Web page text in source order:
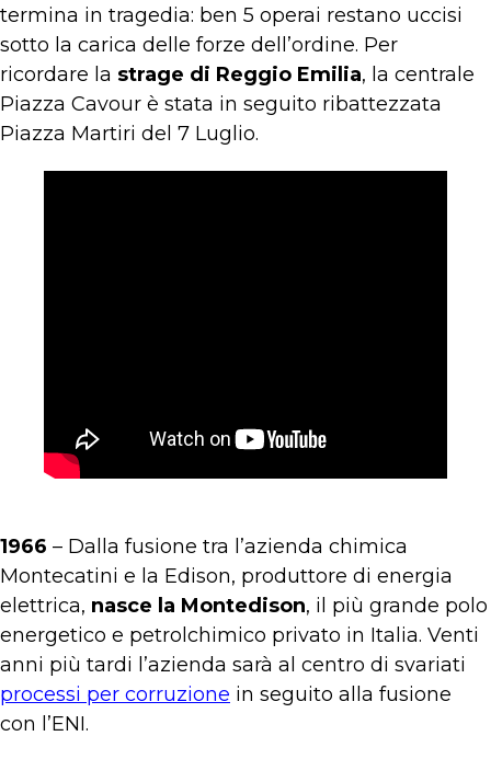
termina in tragedia: ben 5 operai restano uccisi
sotto la carica delle forze dell’ordine. Per
ricordare la strage di Reggio Emilia, la centrale
Piazza Cavour è stata in seguito ribattezzata
Piazza Martiri del 7 Luglio.
1966 – Dalla fusione tra l’azienda chimica
Montecatini e la Edison, produttore di energia
elettrica, nasce la Montedison, il più grande polo
energetico e petrolchimico privato in Italia. Venti
anni più tardi l’azienda sarà al centro di svariati
processi per corruzione in seguito alla fusione
con l’ENI.